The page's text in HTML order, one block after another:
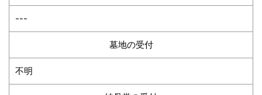
---
墓地の受付
不明